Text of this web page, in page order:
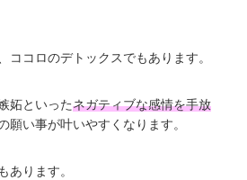
ココロのデトックスでもあります。
妬といったネガティブな感情を手放
願い事が叶いやすくなります。
あります。